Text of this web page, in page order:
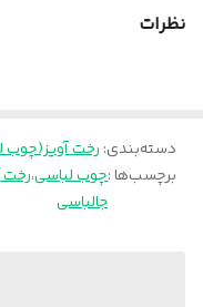
نظرات
دسته‌بندی: رخت آویز(چوب
برچسب‌ها :چوب لباسی،رخت
جالباسی